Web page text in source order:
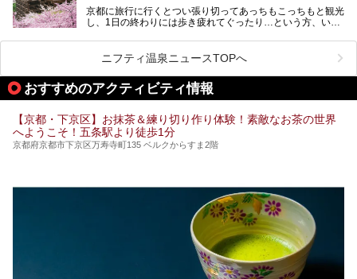
今回は京都にある岩盤浴のある施設をピックアップしてご紹
京都に旅行に行くとつい張り切ってあっちもこっちもと観光
し、1日の終わりには歩き疲れてぐったり…という方、いま
そんな疲れた身体には温泉です！京都には、市内にも郊外に
も素晴らしい温泉がたくさんあります。そこで、日帰り利用
できるおすすめの温泉・温浴施設をまとめてみました。
ニフティ温泉ニュースTOPへ
おすすめのアクティビティ情報
【京都・下京区】お抹茶＆練り切り作り体験！素敵なお茶の世界
へようこそ！五条駅より徒歩1分
京都府京都市下京区万寿寺町135 ベルクからすま2階